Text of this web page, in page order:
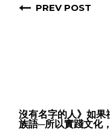
PREV POST
沒有名字的人》如果
族語─所以實踐文化